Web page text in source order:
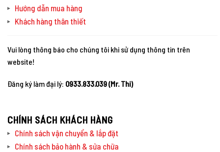
Hướng dẫn mua hàng
Khách hàng thân thiết
Vui lòng thông báo cho chúng tôi khi sử dụng thông tin trên
website!
Đăng ký làm đại lý: 0933.833.039 (Mr. Thi)
CHÍNH SÁCH KHÁCH HÀNG
Chính sách vận chuyển & lắp đặt
Chính sách bảo hành & sửa chữa